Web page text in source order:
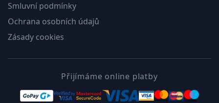
Smluvní podmínky
Ochrana osobních údajů
Zásady cookies
Přijímáme online platby